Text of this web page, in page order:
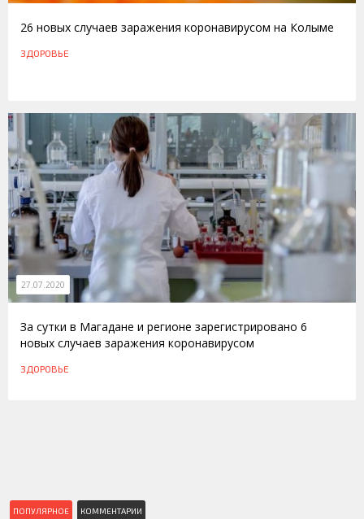
26 новых случаев заражения коронавирусом на Колыме
ЗДОРОВЬЕ
27.07.2020
За сутки в Магадане и регионе зарегистрировано 6
новых случаев заражения коронавирусом
ЗДОРОВЬЕ
ПОПУЛЯРНОЕ КОММЕНТАРИИ